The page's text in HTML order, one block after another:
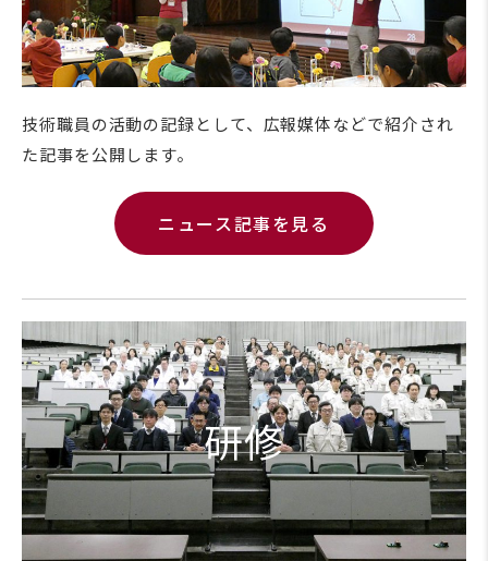
技術職員の活動の記録として、広報媒体などで紹介され
た記事を公開します。
ニュース記事を見る
研修